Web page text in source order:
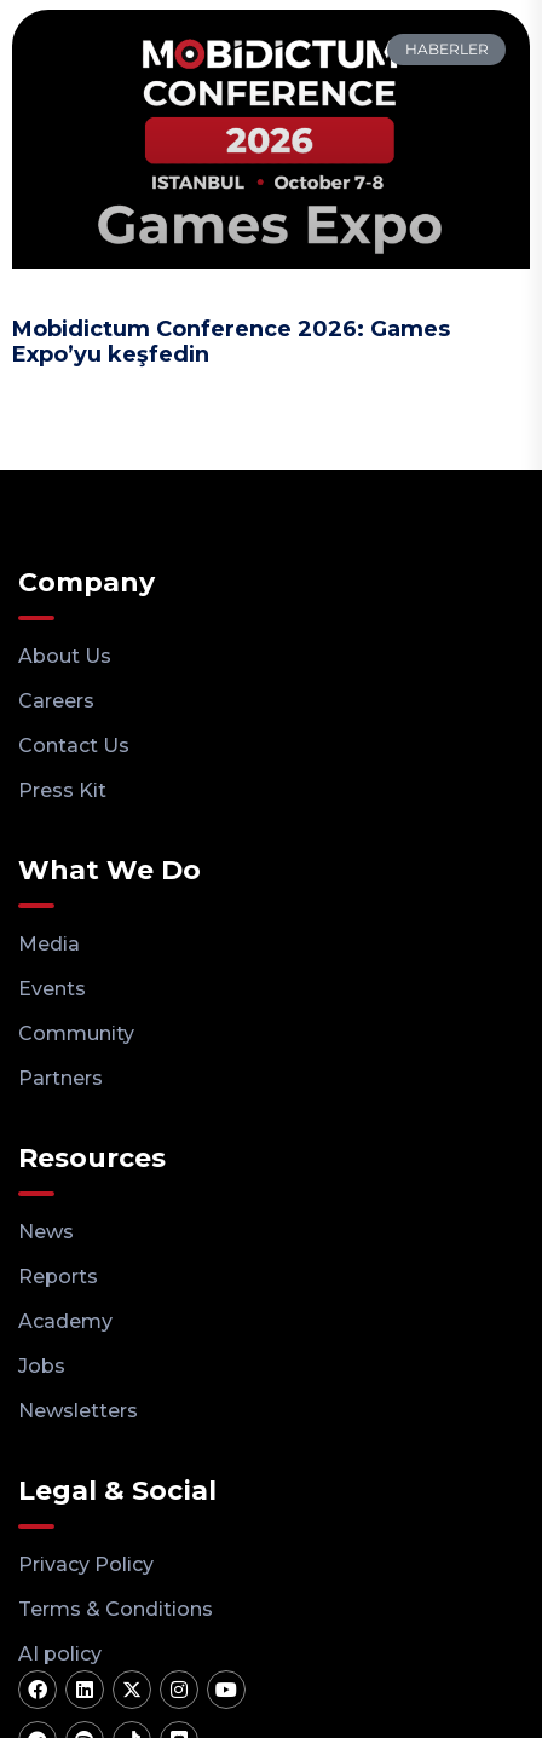
HABERLER
Mobidictum Conference 2026: Games
Expo’yu keşfedin
Company
About Us
Careers
Contact Us
Press Kit
What We Do
Media
Events
Community
Partners
Resources
News
Reports
Academy
Jobs
Newsletters
Legal & Social
Privacy Policy
Terms & Conditions
AI policy